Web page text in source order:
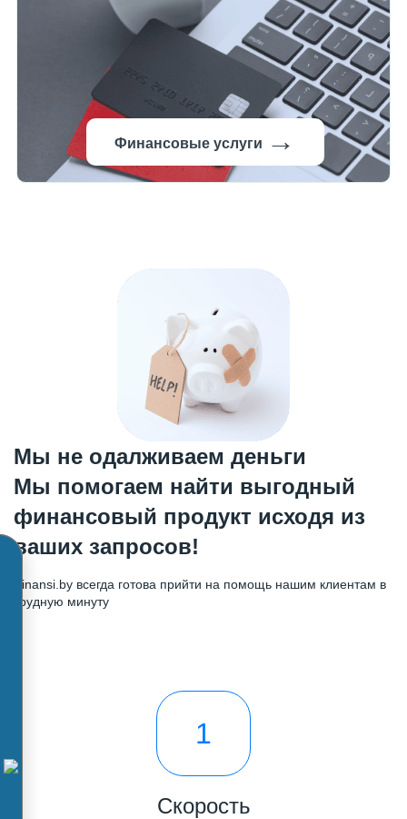
Финансовые услуги →
Мы не одалживаем деньги
Мы помогаем найти выгодный
финансовый продукт исходя из
ваших запросов!
Finansi.by всегда готова прийти на помощь нашим клиентам в
трудную минуту
1
Скорость